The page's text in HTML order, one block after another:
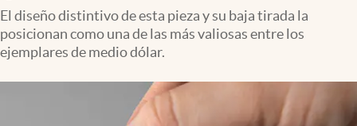
Tv
Clima
Espiritualidad
El diseño distintivo de esta pieza y su baja tirada la
posicionan como una de las más valiosas entre los
ejemplares de medio dólar.